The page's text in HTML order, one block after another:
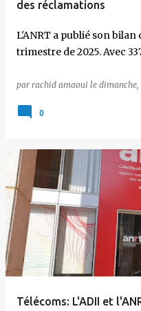
des réclamations
L'ANRT a publié son
trimestre de 2025. Avec
par rachid amaoui le dimanche,
0
Télécoms: L'ADII et